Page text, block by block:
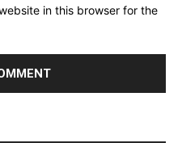
in this browser for the